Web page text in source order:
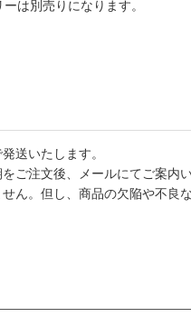
は別売りになります。
送いたします。
ご注文後、メールにてご案内
ん。但し、商品の欠陥や不良